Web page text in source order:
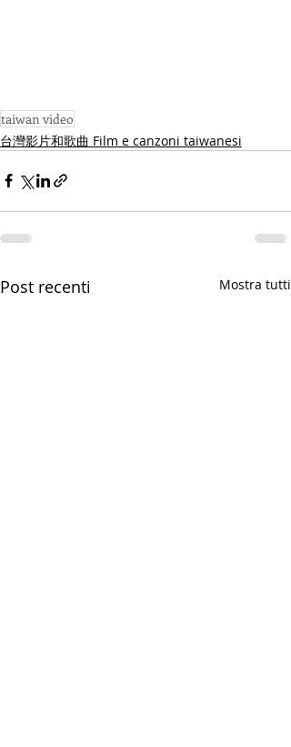
taiwan video
台灣影片和歌曲 Film e canzoni taiwanesi
Post recenti Mostra tutti